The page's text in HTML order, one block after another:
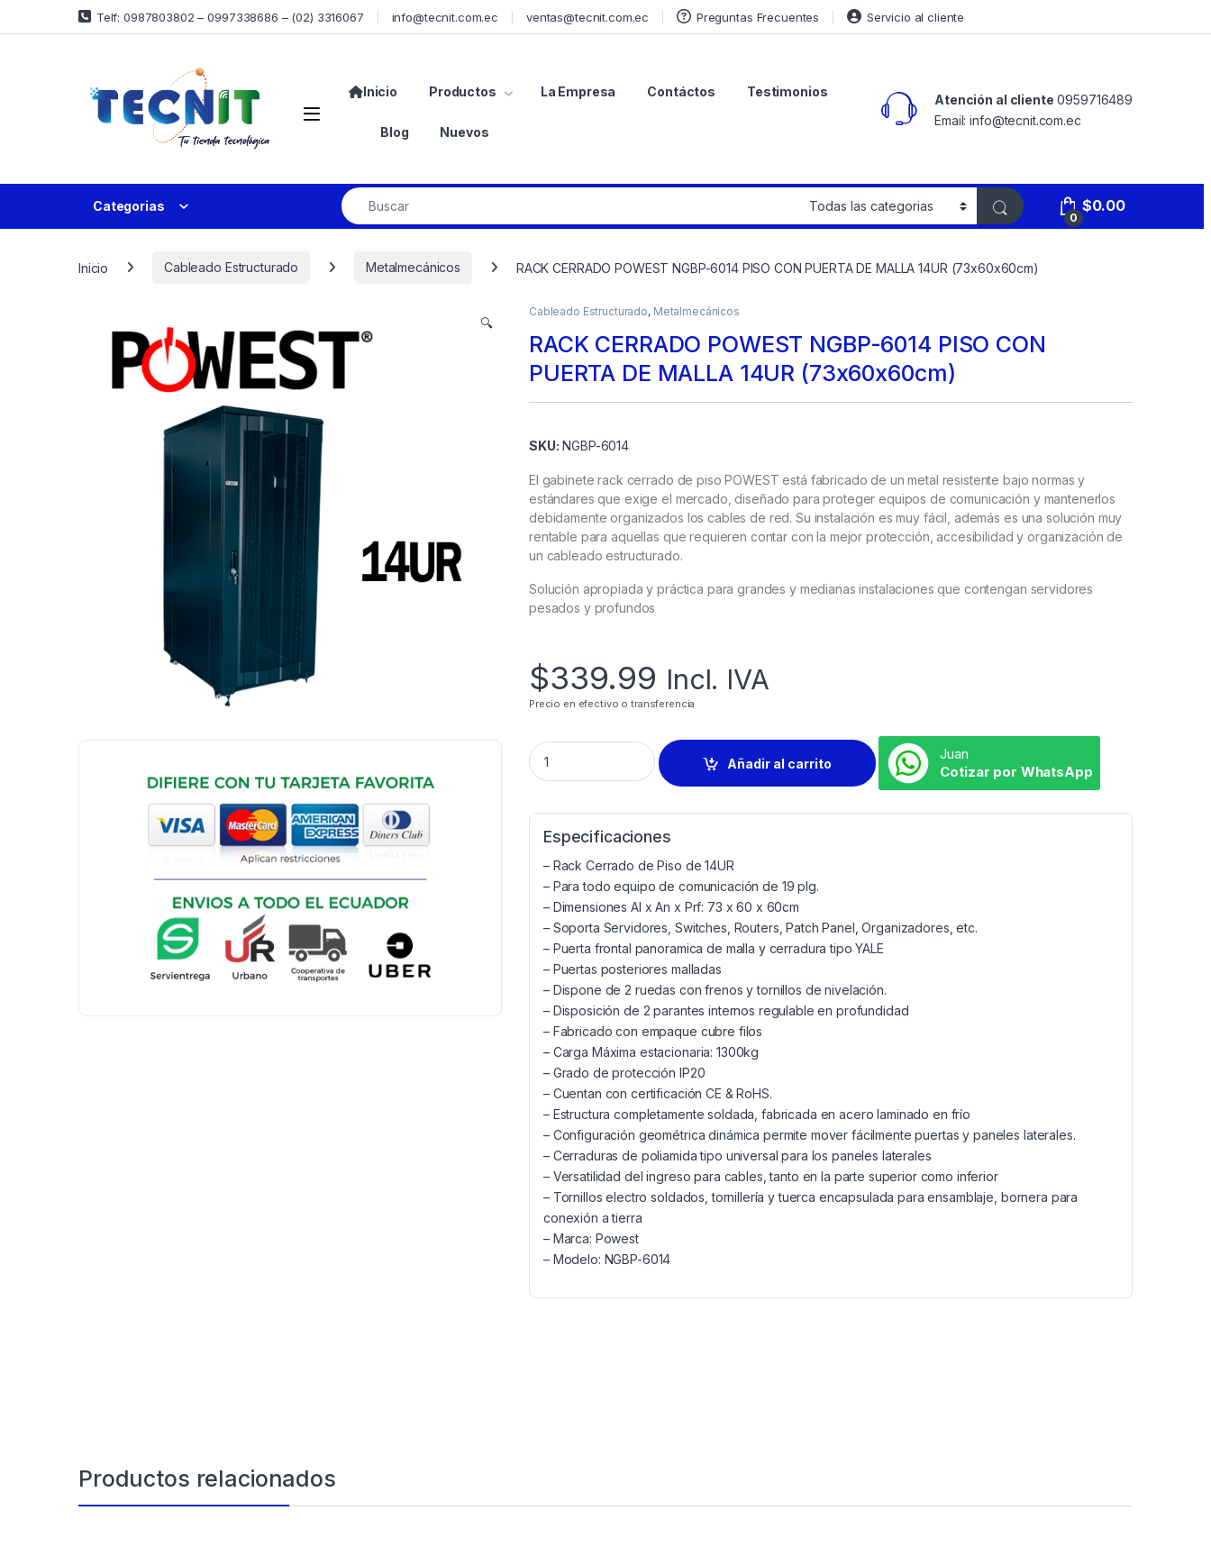
Telf: 0987803802 – 0997338686 – (02) 3316067 info@tecnit.com.ec ventas@tecnit.com.ec Preguntas Frecuentes Servicio al cliente
Inicio Productos La Empresa Contáctos Testimonios
Blog Nuevos
Atención al cliente 0959716489
Email: info@tecnit.com.ec
Categorias
0
$0.00
Inicio Cableado Estructurado Metalmecánicos RACK CERRADO POWEST NGBP-6014 PISO CON PUERTA DE MALLA 14UR (73x60x60cm)
🔍
Cableado Estructurado, Metalmecánicos
RACK CERRADO POWEST NGBP-6014 PISO CON
PUERTA DE MALLA 14UR (73x60x60cm)
SKU: NGBP-6014
El gabinete rack cerrado de piso POWEST está fabricado de un metal resistente bajo normas y
estándares que exige el mercado, diseñado para proteger equipos de comunicación y mantenerlos
debidamente organizados los cables de red. Su instalación es muy fácil, además es una solución muy
rentable para aquellas que requieren contar con la mejor protección, accesibilidad y organización de
un cableado estructurado.
Solución apropiada y práctica para grandes y medianas instalaciones que contengan servidores
pesados y profundos
$339.99 Incl. IVA
Precio en efectivo o transferencia
Añadir al carrito
Juan
Cotizar por WhatsApp
Especificaciones
– Rack Cerrado de Piso de 14UR
– Para todo equipo de comunicación de 19 plg.
– Dimensiones Al x An x Prf: 73 x 60 x 60cm
– Soporta Servidores, Switches, Routers, Patch Panel, Organizadores, etc.
– Puerta frontal panoramica de malla y cerradura tipo YALE
– Puertas posteriores malladas
– Dispone de 2 ruedas con frenos y tornillos de nivelación.
– Disposición de 2 parantes internos regulable en profundidad
– Fabricado con empaque cubre filos
– Carga Máxima estacionaria: 1300kg
– Grado de protección IP20
– Cuentan con certificación CE & RoHS.
– Estructura completamente soldada, fabricada en acero laminado en frío
– Configuración geométrica dinámica permite mover fácilmente puertas y paneles laterales.
– Cerraduras de poliamida tipo universal para los paneles laterales
– Versatilidad del ingreso para cables, tanto en la parte superior como inferior
– Tornillos electro soldados, tornillería y tuerca encapsulada para ensamblaje, bornera para
conexión a tierra
– Marca: Powest
– Modelo: NGBP-6014
Productos relacionados